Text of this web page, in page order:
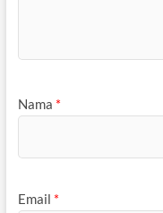
Nama *
Email *